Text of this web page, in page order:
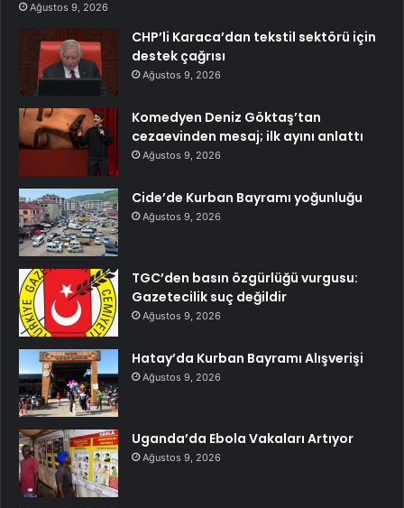
Ağustos 9, 2026
CHP’li Karaca’dan tekstil sektörü için
destek çağrısı
Ağustos 9, 2026
Komedyen Deniz Göktaş’tan
cezaevinden mesaj; ilk ayını anlattı
Ağustos 9, 2026
Cide’de Kurban Bayramı yoğunluğu
Ağustos 9, 2026
TGC’den basın özgürlüğü vurgusu:
Gazetecilik suç değildir
Ağustos 9, 2026
Hatay’da Kurban Bayramı Alışverişi
Ağustos 9, 2026
Uganda’da Ebola Vakaları Artıyor
Ağustos 9, 2026